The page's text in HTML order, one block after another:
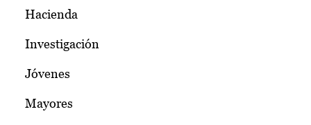
Hacienda
Investigación
Jóvenes
Mayores